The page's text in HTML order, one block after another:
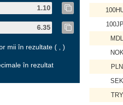
mii în rezultate ( , )
în rezultat
MDL
PLN
SEK
TRY